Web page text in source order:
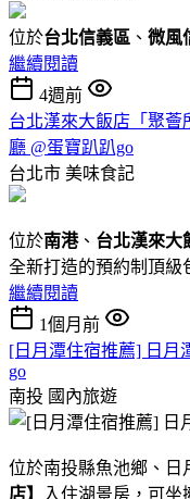
位於台北信義區 、 微風
繼續閱讀
4週前
台北漢來大飯店「聚薈
廳 @蛋寶趴趴go
台北市 美味食記
位於南港、 台北漢來大
全新打造的預約制頂級
繼續閱讀
1個月前
[日月潭住宿推薦] 日月
go
南投 國內旅遊
位於南投縣魚池鄉、日
店】
入住湖景房，可